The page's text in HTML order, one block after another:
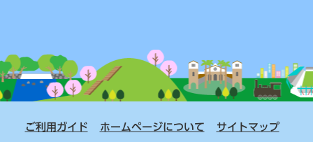
ご利用ガイド ホームページについて サイトマップ